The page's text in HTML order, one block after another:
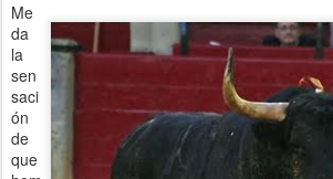
Me
da
la
sen
saci
ón
de
que